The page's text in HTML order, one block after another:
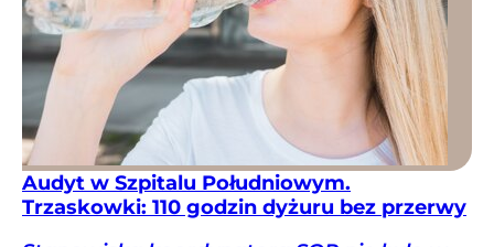
Audyt w Szpitalu Południowym.
Trzaskowki: 110 godzin dyżuru bez przerwy